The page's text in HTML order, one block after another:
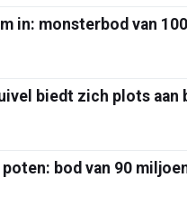
in: monsterbod van
biedt zich plots aan
bod van 90